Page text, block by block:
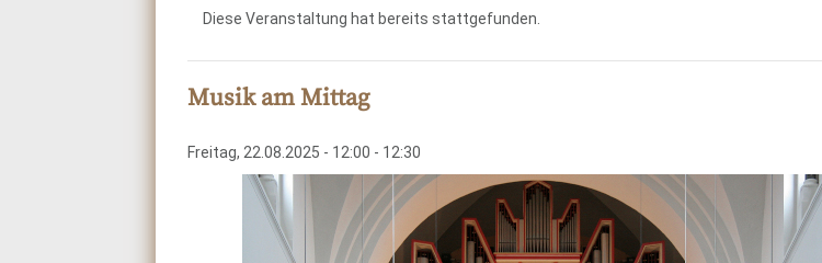
Diese Veranstaltung hat bereits stattgefunden.
Musik am Mittag
Freitag, 22.08.2025 - 12:00 - 12:30